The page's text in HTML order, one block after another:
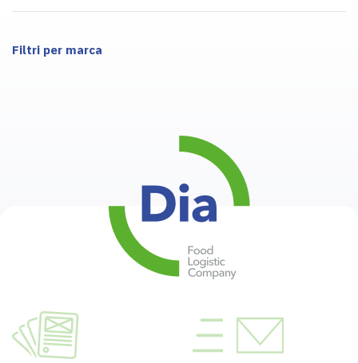
Filtri per marca